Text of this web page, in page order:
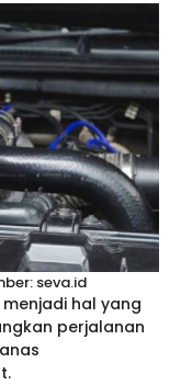
seva.id
hal yang
perjalanan